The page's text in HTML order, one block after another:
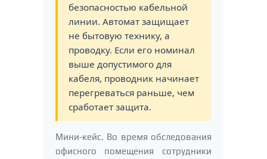
безопасностью кабельной
линии. Автомат защищает
не бытовую технику, а
проводку. Если его номинал
выше допустимого для
кабеля, проводник начинает
перегреваться раньше, чем
сработает защита.
Мини-кейс. Во время обследования
офисного помещения сотрудники